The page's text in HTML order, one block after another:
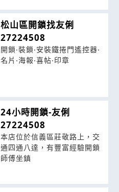
松山區開鎖找友俐
27224508
開鎖‧裝鎖‧安裝鐵捲門遙控器‧
名片‧海報‧喜帖‧印章
24小時開鎖-友俐
27224508
本店位於信義區莊敬路上，交
通四通八達，有豐富經驗開鎖
師傅坐鎮